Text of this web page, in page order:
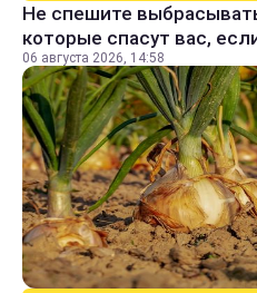
Не спешите
которые спасут вас,
06 августа 2026, 14:58